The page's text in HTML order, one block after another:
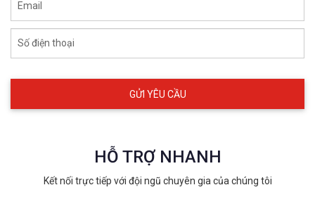
3.Nắm chắc 4 quy tắc vàng để chọn
Email
Số điện thoại
HỖ TRỢ NHANH
Kết nối trực tiếp với đội ngũ chuyên gia của chúng tôi